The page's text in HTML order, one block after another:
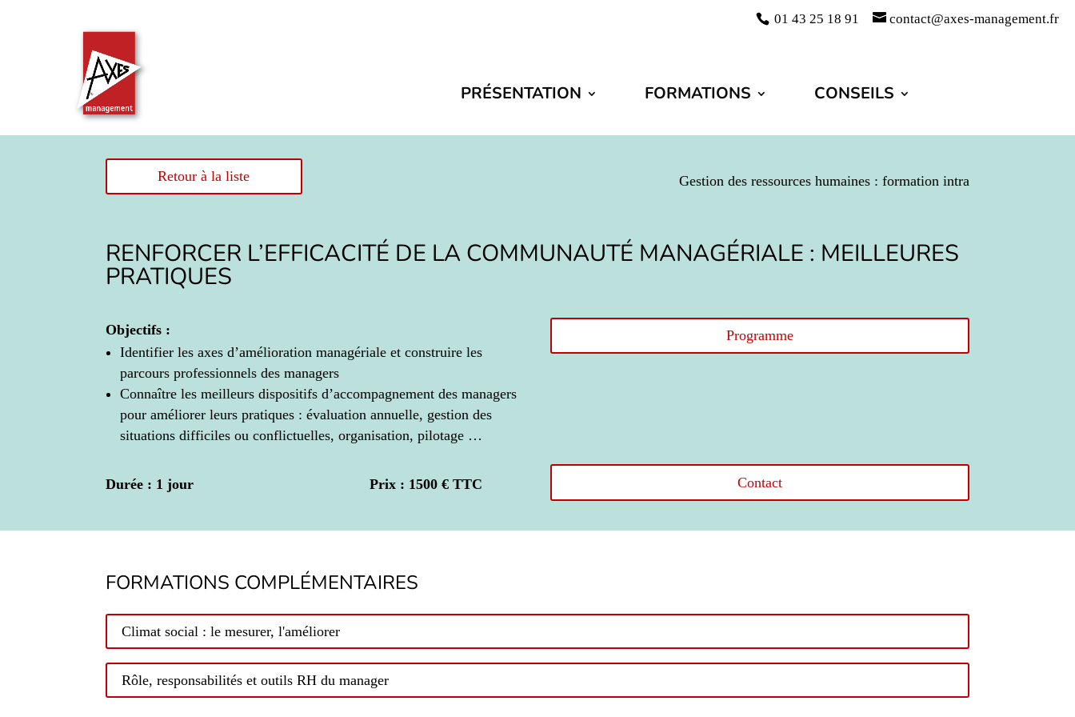
01 43 25 18 91 contact@axes-management.fr
PRÉSENTATION FORMATIONS CONSEILS
Retour à la liste Gestion des ressources humaines : formation intra
RENFORCER L’EFFICACITÉ DE LA COMMUNAUTÉ MANAGÉRIALE : MEILLEURES
PRATIQUES
Objectifs :
Identifier les axes d’amélioration managériale et construire les
parcours professionnels des managers
Connaître les meilleurs dispositifs d’accompagnement des managers
pour améliorer leurs pratiques : évaluation annuelle, gestion des
situations difficiles ou conflictuelles, organisation, pilotage …
Programme
Durée : 1 jour Prix : 1500 € TTC Contact
FORMATIONS COMPLÉMENTAIRES
Climat social : le mesurer, l'améliorer
Rôle, responsabilités et outils RH du manager